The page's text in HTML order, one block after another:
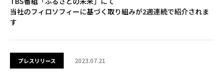
当社のフィロソフィーに基づく取り組みが2週連続で紹介されま
す
プレスリリース 2023.07.21